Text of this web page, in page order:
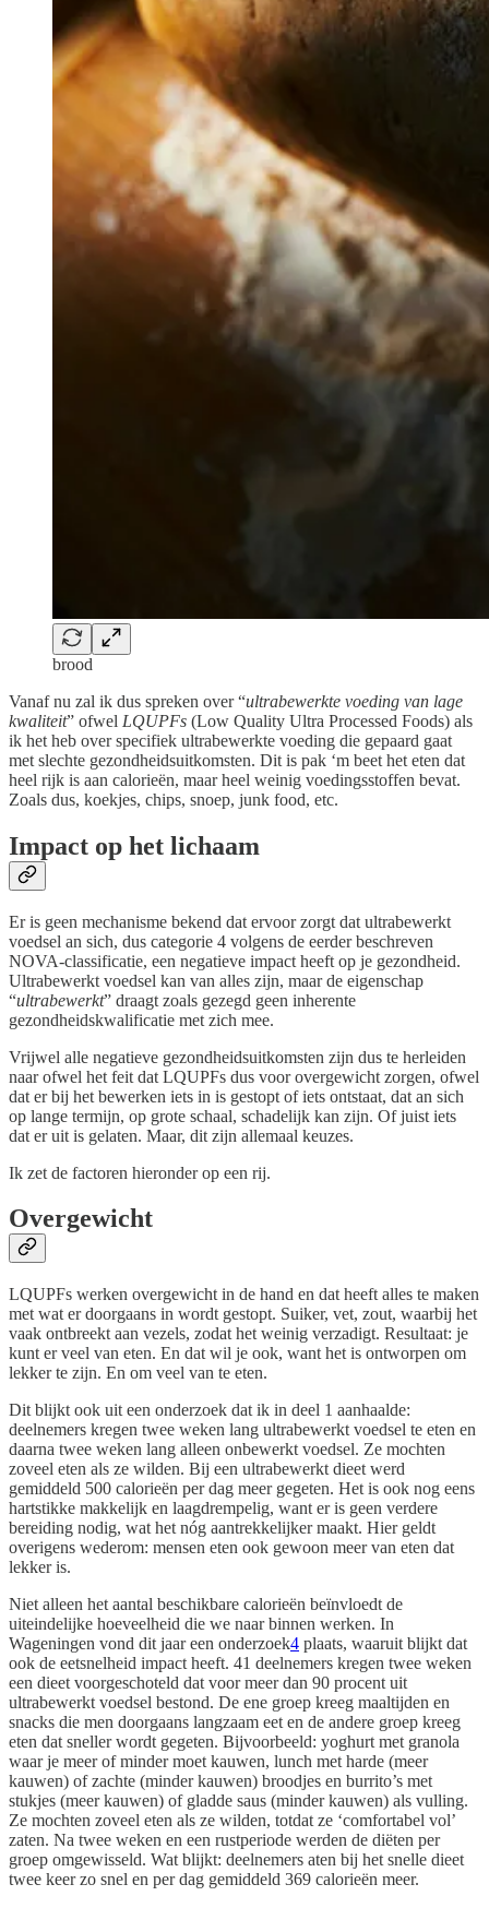
brood
Vanaf nu zal ik dus spreken over “ultrabewerkte voeding van lage
kwaliteit” ofwel LQUPFs (Low Quality Ultra Processed Foods) als
ik het heb over specifiek ultrabewerkte voeding die gepaard gaat
met slechte gezondheidsuitkomsten. Dit is pak ‘m beet het eten dat
heel rijk is aan calorieën, maar heel weinig voedingsstoffen bevat.
Zoals dus, koekjes, chips, snoep, junk food, etc.
Impact op het lichaam
Er is geen mechanisme bekend dat ervoor zorgt dat ultrabewerkt
voedsel an sich, dus categorie 4 volgens de eerder beschreven
NOVA-classificatie, een negatieve impact heeft op je gezondheid.
Ultrabewerkt voedsel kan van alles zijn, maar de eigenschap
“ultrabewerkt” draagt zoals gezegd geen inherente
gezondheidskwalificatie met zich mee.
Vrijwel alle negatieve gezondheidsuitkomsten zijn dus te herleiden
naar ofwel het feit dat LQUPFs dus voor overgewicht zorgen, ofwel
dat er bij het bewerken iets in is gestopt of iets ontstaat, dat an sich
op lange termijn, op grote schaal, schadelijk kan zijn. Of juist iets
dat er uit is gelaten. Maar, dit zijn allemaal keuzes.
Ik zet de factoren hieronder op een rij.
Overgewicht
LQUPFs werken overgewicht in de hand en dat heeft alles te maken
met wat er doorgaans in wordt gestopt. Suiker, vet, zout, waarbij het
vaak ontbreekt aan vezels, zodat het weinig verzadigt. Resultaat: je
kunt er veel van eten. En dat wil je ook, want het is ontworpen om
lekker te zijn. En om veel van te eten.
Dit blijkt ook uit een onderzoek dat ik in deel 1 aanhaalde:
deelnemers kregen twee weken lang ultrabewerkt voedsel te eten en
daarna twee weken lang alleen onbewerkt voedsel. Ze mochten
zoveel eten als ze wilden. Bij een ultrabewerkt dieet werd
gemiddeld 500 calorieën per dag meer gegeten. Het is ook nog eens
hartstikke makkelijk en laagdrempelig, want er is geen verdere
bereiding nodig, wat het nóg aantrekkelijker maakt. Hier geldt
overigens wederom: mensen eten ook gewoon meer van eten dat
lekker is.
Niet alleen het aantal beschikbare calorieën beïnvloedt de
uiteindelijke hoeveelheid die we naar binnen werken. In
Wageningen vond dit jaar een onderzoek4 plaats, waaruit blijkt dat
ook de eetsnelheid impact heeft. 41 deelnemers kregen twee weken
een dieet voorgeschoteld dat voor meer dan 90 procent uit
ultrabewerkt voedsel bestond. De ene groep kreeg maaltijden en
snacks die men doorgaans langzaam eet en de andere groep kreeg
eten dat sneller wordt gegeten. Bijvoorbeeld: yoghurt met granola
waar je meer of minder moet kauwen, lunch met harde (meer
kauwen) of zachte (minder kauwen) broodjes en burrito’s met
stukjes (meer kauwen) of gladde saus (minder kauwen) als vulling.
Ze mochten zoveel eten als ze wilden, totdat ze ‘comfortabel vol’
zaten. Na twee weken en een rustperiode werden de diëten per
groep omgewisseld. Wat blijkt: deelnemers aten bij het snelle dieet
twee keer zo snel en per dag gemiddeld 369 calorieën meer.